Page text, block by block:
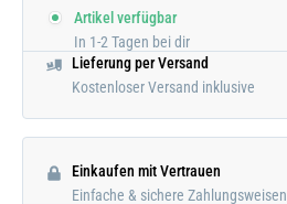
Artikel verfügbar
In 1-2 Tagen bei dir
Lieferung per Versand
Kostenloser Versand inklusive
Einkaufen mit Vertrauen
Einfache & sichere Zahlungsweisen